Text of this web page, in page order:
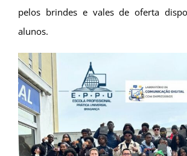
pelos brindes e vales de oferta
alunos.